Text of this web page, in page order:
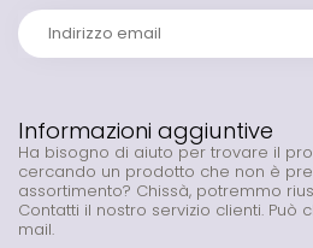
Informazioni aggiuntive
Ha bisogno di aiuto per trovare il
cercando un prodotto che non è
assortimento? Chissà, potremmo
Contatti il nostro servizio clienti. Può
mail.